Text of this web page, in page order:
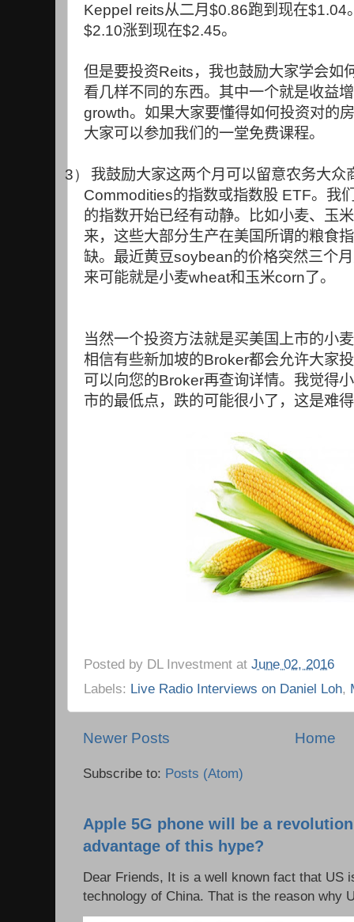
Keppel reits从二月$0.86跑到现在$1.04
$2.10涨到现在$2.45。
但是要投资Reits，我也鼓励大家学会如
看几样不同的东西。其中一个就是收益
growth。如果大家要懂得如何投资对的
大家可以参加我们的一堂免费课程。
3）
我鼓励大家这两个月可以留意农务大众
Commodities的指数或指数股 ETF。我
的指数开始已经有动静。比如小麦、玉
来，这些大部分生产在美国所谓的粮食
缺。最近黄豆soybean的价格突然三个
来可能就是小麦wheat和玉米corn了。
当然一个投资方法就是买美国上市的小
相信有些新加坡的Broker都会允许大家
可以向您的Broker再查询详情。我觉得
市的最低点，跌的可能很小了，这是难
Posted by DL Investment at June 02, 2016
Labels: Live Radio Interviews on Daniel Loh,
Newer Posts Home
Subscribe to: Posts (Atom)
Apple 5G phone will be a
advantage of this hype?
Dear Friends, It is a well known fact that US
technology of China. That is the reason why